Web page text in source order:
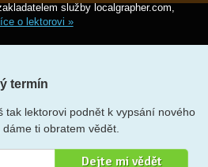
služby localgrapher.com,
o lektorovi »
termín
tak lektorovi podnět k vypsání nového
ti obratem vědět.